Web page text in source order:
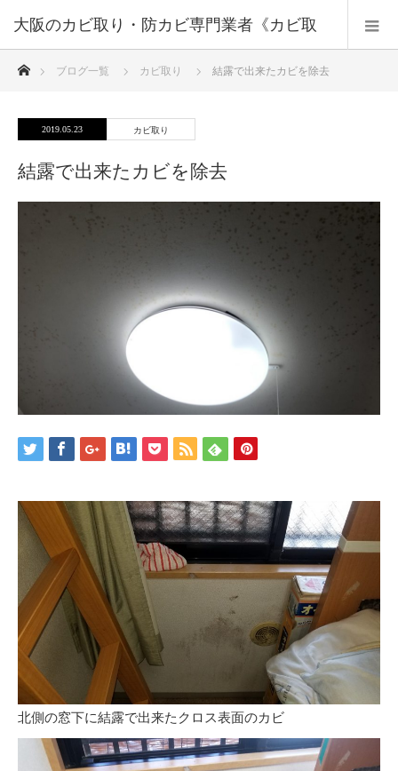
大阪のカビ取り・防カビ専門業者《カビ取
りプロ》大阪・兵庫・京都
ホームブログ一覧 カビ取り 結露で出来たカビを除去
2019.05.23 カビ取り
結露で出来たカビを除去
北側の窓下に結露で出来たクロス表面のカビ